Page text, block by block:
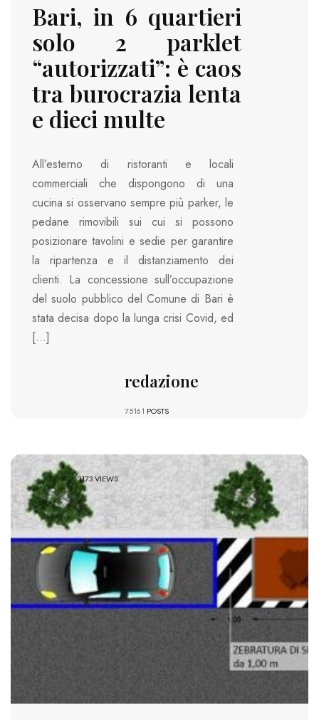
Bari, in 6 quartieri
solo 2 parklet
“autorizzati”: è caos
tra burocrazia lenta
e dieci multe
All’esterno di ristoranti e locali
commerciali che dispongono di una
cucina si osservano sempre più parker, le
pedane rimovibili sui cui si possono
posizionare tavolini e sedie per garantire
la ripartenza e il distanziamento dei
clienti. La concessione sull’occupazione
del suolo pubblico del Comune di Bari è
stata decisa dopo la lunga crisi Covid, ed
[…]
redazione
75161 POSTS
3173 VIEWS